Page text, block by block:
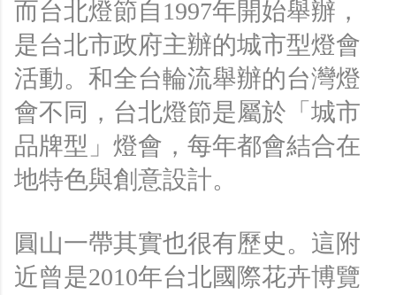
而台北燈節自1997年開始舉辦，
是台北市政府主辦的城市型燈會
活動。和全台輪流舉辦的台灣燈
會不同，台北燈節是屬於「城市
品牌型」燈會，每年都會結合在
地特色與創意設計。
圓山一帶其實也很有歷史。這附
近曾是2010年台北國際花卉博覽